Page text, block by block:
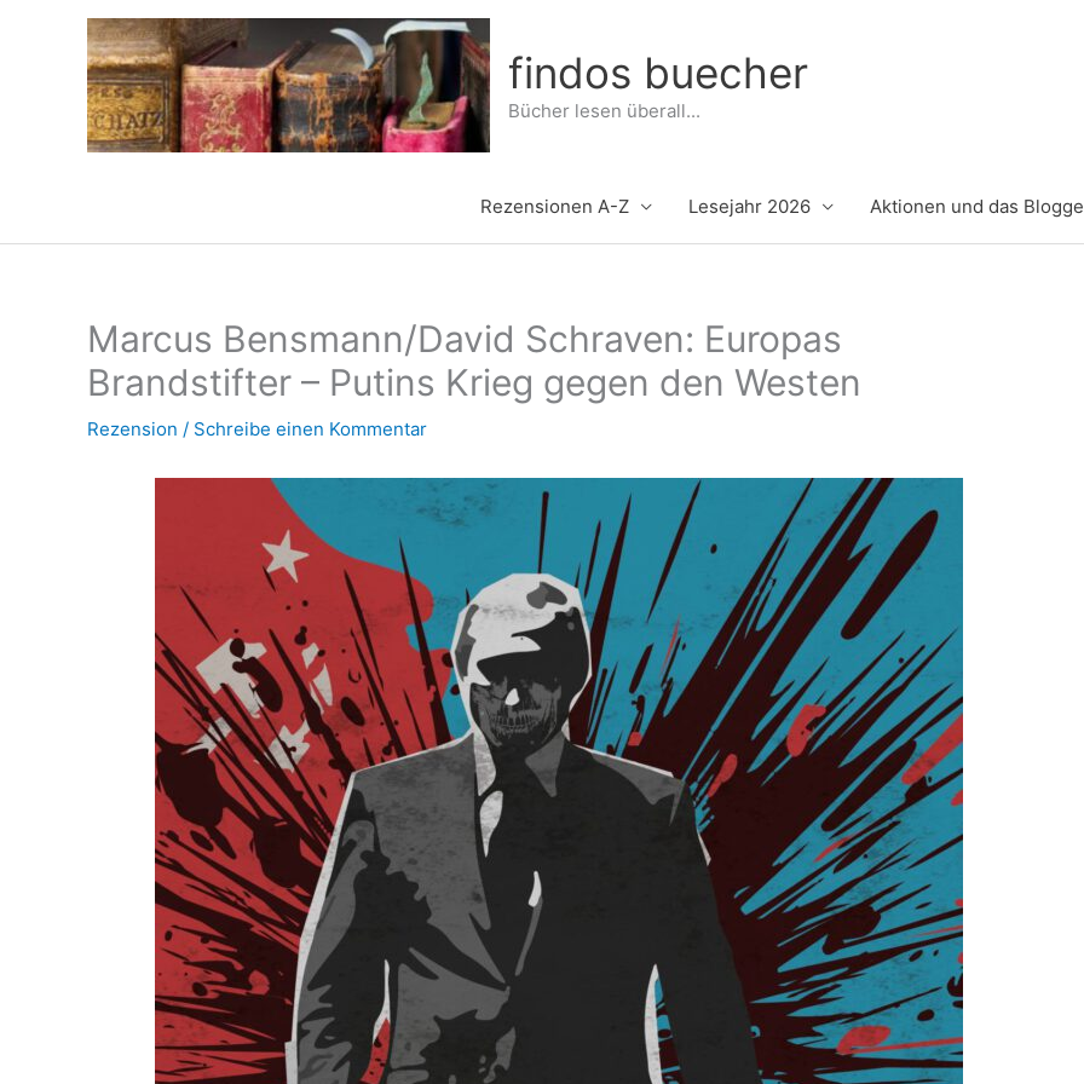
findos buecher
Bücher lesen überall...
Rezensionen A-Z Lesejahr 2026 Aktionen und das
Marcus Bensmann/David Schraven: Europas
Brandstifter – Putins Krieg gegen den Westen
Rezension / Schreibe einen Kommentar